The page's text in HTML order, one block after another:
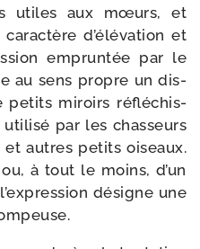
utiles aux mœurs, et
d’élévation et
emprun­tée par le
au sens propre un dis­
petits miroirs réflé­chis­
par les chas­seurs
autres petits oiseaux.
à tout le moins, d’un
désigne une